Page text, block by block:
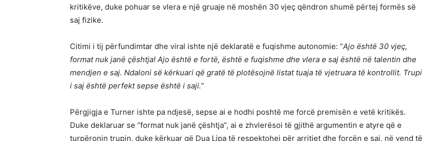
kritikëve, duke pohuar se vlera e një gruaje në moshën 30 vjeç qëndron shumë përtej formës së
saj fizike.
Citimi i tij përfundimtar dhe viral ishte një deklaratë e fuqishme autonomie: “Ajo është 30 vjeç,
format nuk janë çështja! Ajo është e fortë, është e fuqishme dhe vlera e saj është në talentin dhe
mendjen e saj. Ndaloni së kërkuari që gratë të plotësojnë listat tuaja të vjetruara të kontrollit. Trupi
i saj është perfekt sepse është i saji.”
Përgjigja e Turner ishte pa ndjesë, sepse ai e hodhi poshtë me forcë premisën e vetë kritikës.
Duke deklaruar se “format nuk janë çështja”, ai e zhvlerësoi të gjithë argumentin e atyre që e
turpëronin trupin, duke kërkuar që Dua Lipa të respektohej për arritjet dhe forcën e saj, në vend të